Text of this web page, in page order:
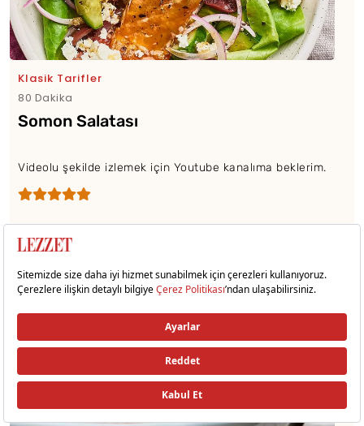
Klasik Tarifler
80 Dakika
Somon Salatası
Videolu şekilde izlemek için Youtube kanalıma beklerim.